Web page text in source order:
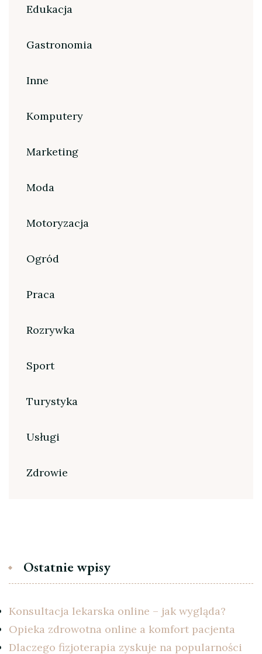
Edukacja
Gastronomia
Inne
Komputery
Marketing
Moda
Motoryzacja
Ogród
Praca
Rozrywka
Sport
Turystyka
Usługi
Zdrowie
Ostatnie wpisy
Konsultacja lekarska online – jak wygląda?
Opieka zdrowotna online a komfort pacjenta
Dlaczego fizjoterapia zyskuje na popularności